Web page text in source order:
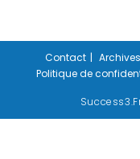
Contact Archives
Politique de